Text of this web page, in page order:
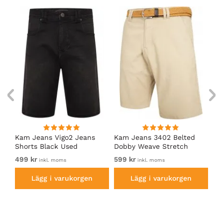
Kam Jeans Vigo2 Jeans
Shorts Black Used
499 kr inkl. moms
Lägg i varukorgen
Kam Jeans 3402 Belted
Dobby Weave Stretch
Chino Shorts Beige
599 kr inkl. moms
Lägg i varukorgen